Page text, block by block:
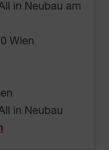
in Neubau am
Wien
in Neubau